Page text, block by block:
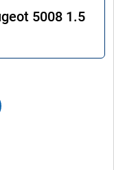
5008 1.5